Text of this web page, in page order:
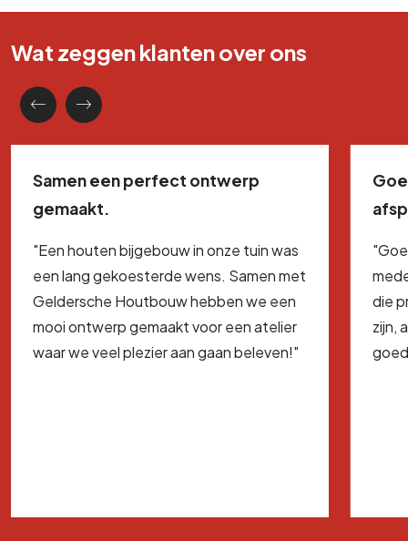
gemaakt.
"Een houten bijgebouw in onze tuin was
een lang gekoesterde wens. Samen met
Geldersche Houtbouw hebben we een
mooi ontwerp gemaakt voor een atelier
waar we veel plezier aan gaan beleven!"
die
zijn,